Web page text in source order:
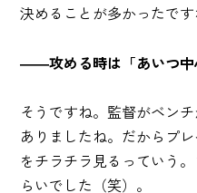
決めることが多かったです
――攻める時は「あいつ中
そうですね。監督がベン
ありましたね。だからプ
をチラチラ見るっていう
らいでした（笑）。